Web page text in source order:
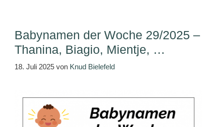
Babynamen der Woche 29/2025 –
Thanina, Biagio, Mientje, …
18. Juli 2025 von Knud Bielefeld